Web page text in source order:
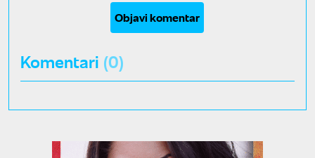
Objavi komentar
Komentari (0)